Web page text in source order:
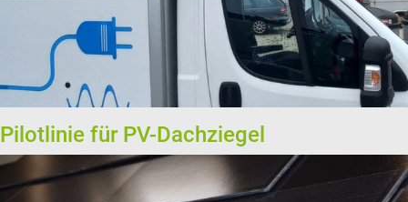
Pilotlinie für PV-Dachziegel